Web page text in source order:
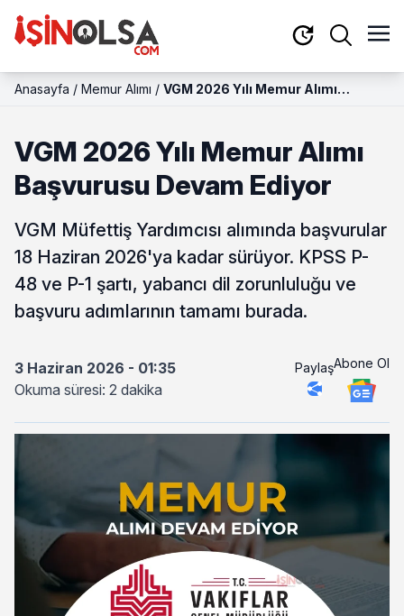
Anasayfa / Memur Alımı / VGM 2026 Yılı Memur Alımı
VGM 2026 Yılı Memur Alımı
Başvurusu Devam Ediyor
VGM Müfettiş Yardımcısı alımında başvurular
18 Haziran 2026'ya kadar sürüyor. KPSS P-
48 ve P-1 şartı, yabancı dil zorunluluğu ve
başvuru adımlarının tamamı burada.
3 Haziran 2026 - 01:35
Okuma süresi: 2 dakika
PaylaşAbone Ol